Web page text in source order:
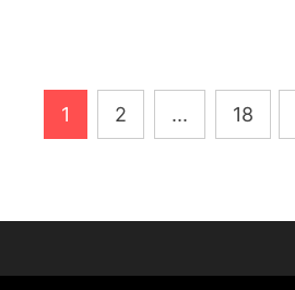
Навигация
по
1 2 ... 18